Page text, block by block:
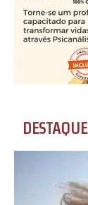
DESTAQUE